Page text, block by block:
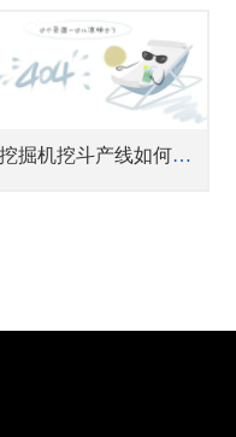
挖掘机挖斗产线如何实现高效上下料